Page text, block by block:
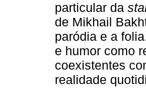
particular da
de Mikhail
paródia e a
e humor como
coexistentes
realidade